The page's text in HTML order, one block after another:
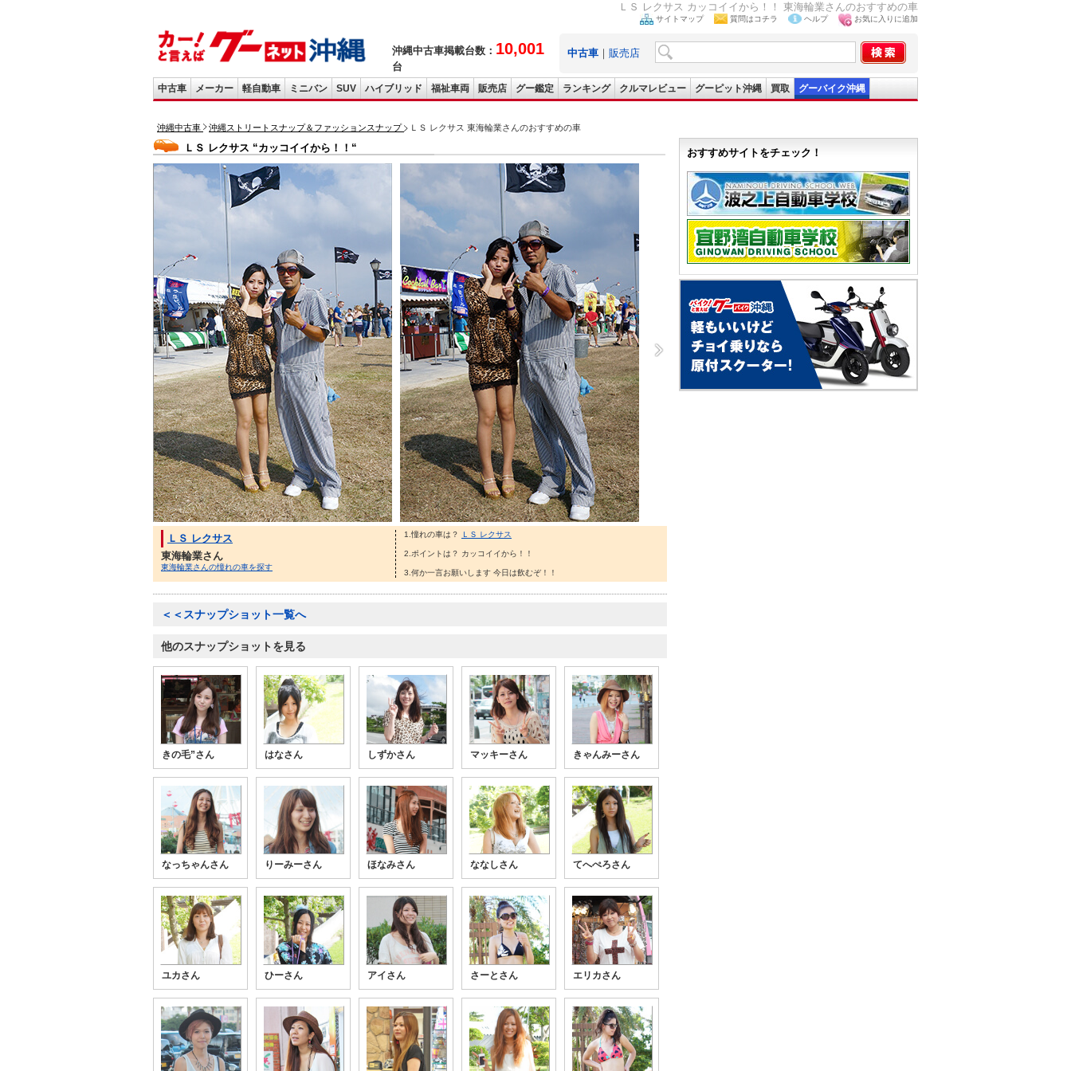
ＬＳ レクサス カッコイイから！！ 東海輪業さんのおすすめの車
沖縄中古車掲載台数： 10,001
台
サイトマップ 質問はコチラ ヘルプ お気に入りに追加
中古車 ｜ 販売店
中古車 メーカー 軽自動車 ミニバン SUV ハイブリッド 福祉車両 販売店 グー鑑定 ランキング クルマレビュー グーピット沖縄 買取 グーバイク沖縄
沖縄中古車 沖縄ストリートスナップ＆ファッションスナップ ＬＳ レクサス 東海輪業さんのおすすめの車
ＬＳ レクサス “カッコイイから！！“
ＬＳ レクサス
東海輪業さん
東海輪業さんの憧れの車を探す
1.憧れの車は？ ＬＳ レクサス
2.ポイントは？ カッコイイから！！
3.何か一言お願いします 今日は飲むぞ！！
＜＜スナップショット一覧へ
他のスナップショットを見る
きの毛”さん はなさん しずかさん マッキーさん きゃんみーさん
なっちゃんさん りーみーさん ほなみさん ななしさん てへぺろさん
ユカさん ひーさん アイさん さーとさん エリカさん
おすすめサイトをチェック！